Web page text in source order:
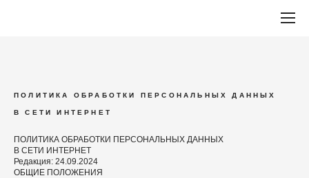
ПОЛИТИКА ОБРАБОТКИ ПЕРСОНАЛЬНЫХ ДАННЫХ
В СЕТИ ИНТЕРНЕТ
ПОЛИТИКА ОБРАБОТКИ ПЕРСОНАЛЬНЫХ ДАННЫХ
В СЕТИ ИНТЕРНЕТ
Редакция: 24.09.2024
ОБЩИЕ ПОЛОЖЕНИЯ